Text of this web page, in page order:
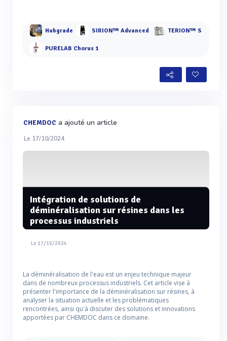
Hubgrade SIRION™ Advanced TERION™ S
PURELAB Chorus 1
CHEMDOC a ajouté un article
Le 17/10/2024
Intégration de solutions de
déminéralisation sur résines dans les
processus industriels
Le 17/10/2024
La déminéralisation de l'eau est un enjeu technique majeur
dans de nombreux processus industriels. Cet article vise à
présenter l'importance de la déminéralisation sur résines, à
analyser la situation actuelle et les problématiques
rencontrées, ainsi qu'à discuter des solutions et innovations
apportées par CHEMDOC dans ce domaine.